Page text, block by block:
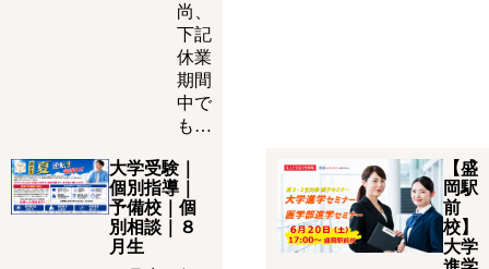
尚、
下記
休業
期間
中で
も…
大学受験｜
個別指導｜
予備校｜個
別相談｜８
月生
【盛
岡駅
前
校】
大学